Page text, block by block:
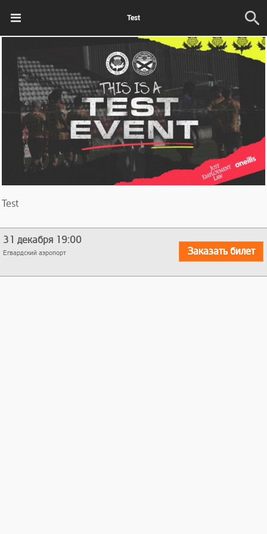
Test
Test
31 декабря 19:00
Егвардский аэропорт Заказать билет